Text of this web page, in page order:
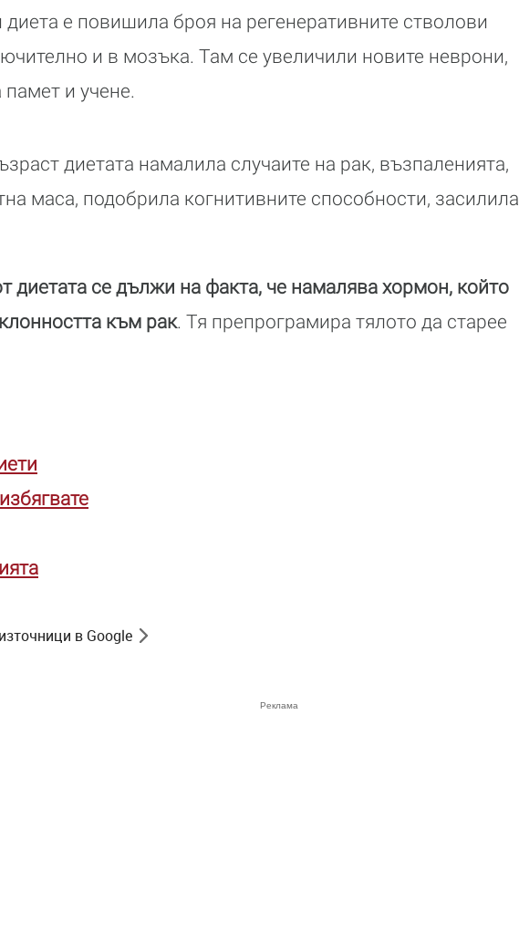
е повишила броя на регенеративните стволови
и в мозъка. Там се увеличили новите неврони,
и учене.
диетата намалила случаите на рак, възпаленията,
маса, подобрила когнитивните способности, засилила
диетата се дължи на факта, че намалява хормон, който
към рак. Тя препрограмира тялото да старее
в Google